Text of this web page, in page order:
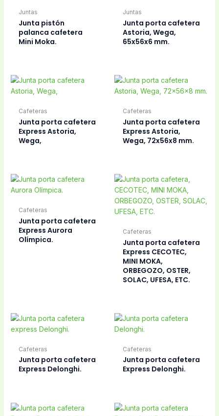
Juntas
Junta pistón
palanca cafetera
Mini Moka.
Juntas
Junta porta cafetera
Astoria, Wega,
65x56x6 mm.
Cafeteras
Junta porta cafetera
Express Astoria,
Wega,
Cafeteras
Junta porta cafetera
Express Astoria,
Wega, 72x56x8 mm.
Cafeteras
Junta porta cafetera
Express Aurora
Olímpica.
Cafeteras
Junta porta cafetera
Express CECOTEC,
MINI MOKA,
ORBEGOZO, OSTER,
SOLAC, UFESA, ETC.
Cafeteras
Junta porta cafetera
Express Delonghi.
Cafeteras
Junta porta cafetera
Express Delonghi.